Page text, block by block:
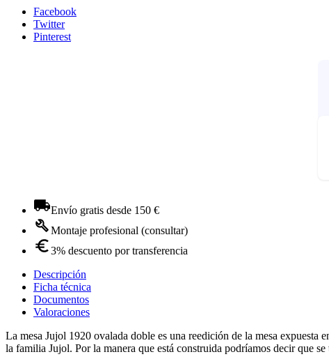
Facebook
Twitter
Pinterest
Envío gratis desde 150 €
Montaje profesional (consultar)
3% descuento por transferencia
Descripción
Ficha técnica
Documentos
Valoraciones
La mesa Jujol 1920 ovalada doble es una reedición de la mesa
la familia Jujol. Por la manera que está construida podríamos decir que